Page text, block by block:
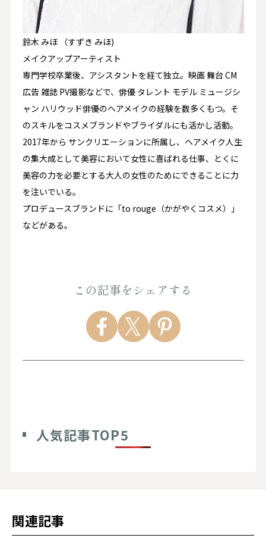
鈴木 みほ （すずき みほ)
メイクアップアーティスト
専門学校卒業後、アシスタントを経て独立。映画 舞台 CM
広告 雑誌 PV撮影などで、俳優 タレント モデル ミュージシ
ャン ハリウッド俳優のヘアメイクの経験を数多くもつ。そ
のスキルをコスメブランドやブライダルにも活かし活動。
2017年から サンクリエーションに所属し、ヘアメイク人生
の集大成として美容において女性に喜ばれる仕事、とくに
美容の力を必要とする大人の女性のためにできることに力
を注いでいる。
プロデュースブランドに「to rouge（かがやくコスメ）」
などがある。
この記事をシェアする
人気記事TOP5
関連記事